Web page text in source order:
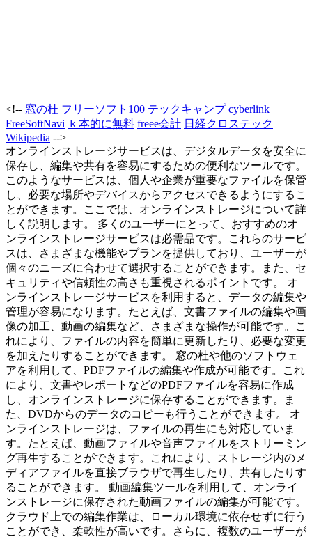
<!-- 窓の杜 フリーソフト100 テックキャンプ cyberlink
FreeSoftNavi ｋ本的に無料 freee会計 日経クロステック
Wikipedia -->
オンラインストレージサービスは、デジタルデータを安全に
保存し、編集や共有を容易にするための便利なツールです。
このようなサービスは、個人や企業が重要なファイルを保管
し、必要な場所やデバイスからアクセスできるようにするこ
とができます。ここでは、オンラインストレージについて詳
しく説明します。 多くのユーザーにとって、おすすめのオ
ンラインストレージサービスは必需品です。これらのサービ
スは、さまざまな機能やプランを提供しており、ユーザーが
個々のニーズに合わせて選択することができます。また、セ
キュリティや信頼性の高さも重視されるポイントです。 オ
ンラインストレージサービスを利用すると、データの編集や
管理が容易になります。たとえば、文書ファイルの編集や画
像の加工、動画の編集など、さまざまな操作が可能です。こ
れにより、ファイルの内容を簡単に更新したり、必要な変更
を加えたりすることができます。 窓の杜や他のソフトウェ
アを利用して、PDFファイルの編集や作成が可能です。これ
により、文書やレポートなどのPDFファイルを容易に作成
し、オンラインストレージに保存することができます。ま
た、DVDからのデータのコピーも行うことができます。 オ
ンラインストレージは、ファイルの再生にも対応していま
す。たとえば、動画ファイルや音声ファイルをストリーミン
グ再生することができます。これにより、ストレージ内のメ
ディアファイルを直接ブラウザで再生したり、共有したりす
ることができます。 動画編集ツールを利用して、オンライ
ンストレージに保存された動画ファイルの編集が可能です。
クラウド上での編集作業は、ローカル環境に依存せずに行う
ことができ、柔軟性が高いです。さらに、複数のユーザーが